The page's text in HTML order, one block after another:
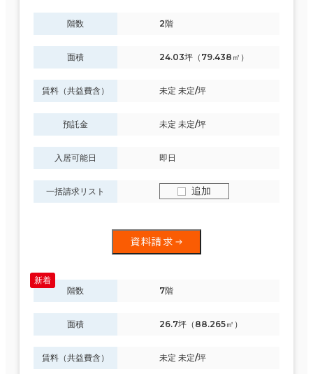
階数 2階
面積 24.03坪（79.438㎡）
賃料（共益費含） 未定 未定/坪
預託金 未定 未定/坪
入居可能日 即日
一括請求リスト 追加
資料請求
階数 7階
面積 26.7坪（88.265㎡）
賃料（共益費含） 未定 未定/坪